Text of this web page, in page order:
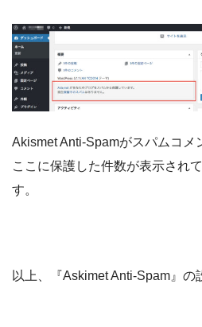
Akismet Anti-Spamがスパムコメ
ここに保護した件数が表示され
す。
以上、『Askimet Anti-Spam』の